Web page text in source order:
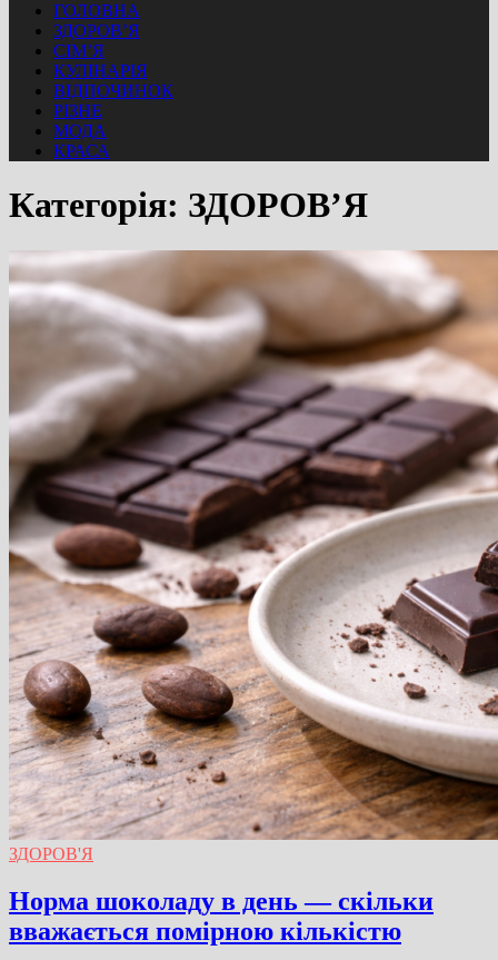
ГОЛОВНА
ЗДОРОВ’Я
СІМ’Я
КУЛІНАРІЯ
ВІДПОЧИНОК
РІЗНЕ
МОДА
КРАСА
Категорія: ЗДОРОВ’Я
ЗДОРОВ'Я
Норма шоколаду в день — скільки
вважається помірною кількістю